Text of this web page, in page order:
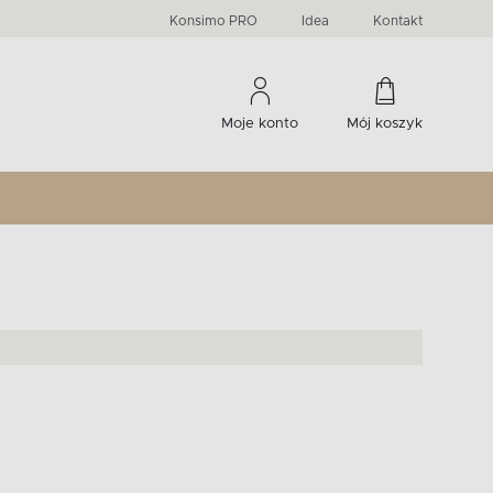
Konsimo PRO Idea Kontakt
Moje konto Mój koszyk
Komody, szafki RTV, witryny...
-33 %
Liczba produktów:60
Liczba produktów:274